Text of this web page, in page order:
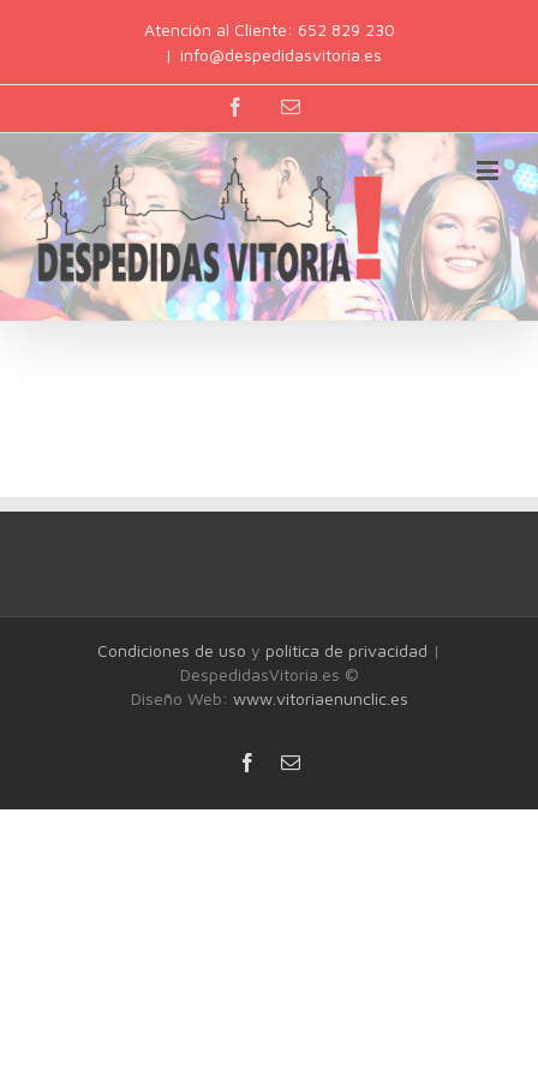
Atención al Cliente: 652 829 230
| info@despedidasvitoria.es
Condiciones de uso y política de privacidad |
DespedidasVitoria.es ©
Diseño Web: www.vitoriaenunclic.es